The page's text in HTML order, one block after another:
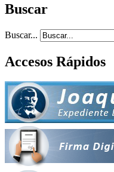
Buscar
Buscar...
Accesos Rápidos